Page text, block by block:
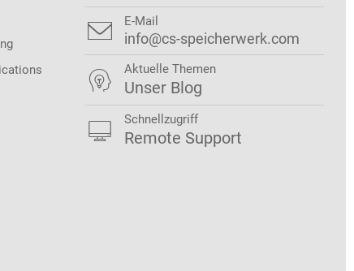
 E-Mail
info@cs-speicherwerk.com
 Aktuelle Themen
Unser Blog
 Schnellzugriff
Remote Support